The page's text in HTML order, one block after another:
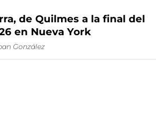
de Quilmes a la final del
en Nueva York
González